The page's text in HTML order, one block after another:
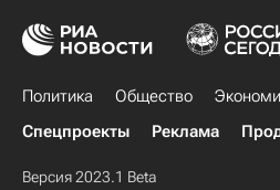
Политика Общество
Спецпроекты
Реклама
Версия 2023.1 Beta